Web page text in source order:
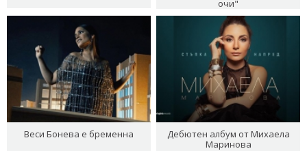
очи"
Веси Бонева е бременна
Дебютен албум от Михаела
Маринова